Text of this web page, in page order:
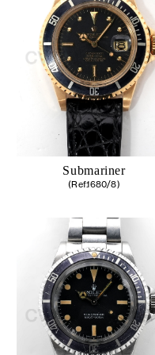
Submariner
(Ref.1680/8)